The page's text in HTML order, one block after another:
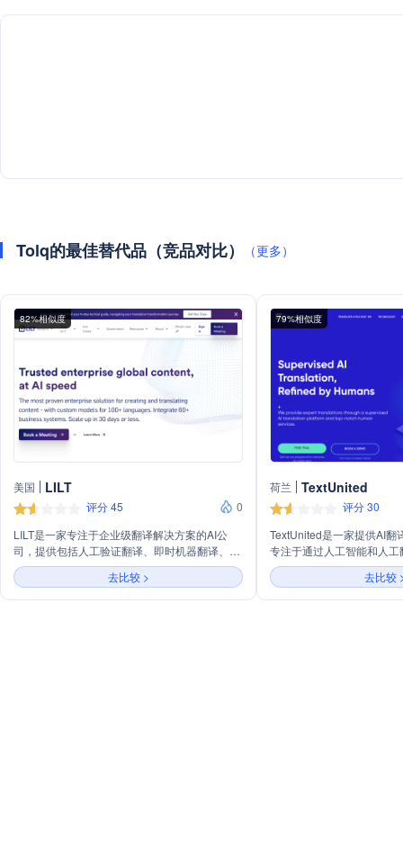
Tolq的最佳替代品（竞品对比） （更多）
82%相似度
美国 LILT
评分 45
0
LILT是一家专注于企业级翻译解决方案的AI公
司，提供包括人工验证翻译、即时机器翻译、多
语言内容生成和自主质量控制等服务。公司支持
100多种语言的定制模型，并能与60多种业务系
统集成，帮助企业快速扩展全球内容创建和翻译
去比较 >
79%相似度
荷兰 TextUnited
评分 30
TextUnited是一家提供AI翻
专注于通过人工智能和人
优化本地化流程，降低翻
国际增长。公司提供定制
并拥有1000多名专业领域
去比较